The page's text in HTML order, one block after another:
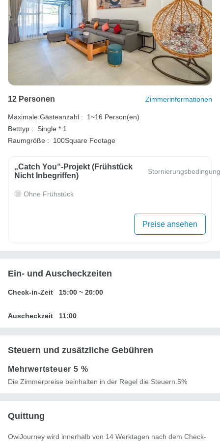
12 Personen Zimmerinformationen
Maximale Gästeanzahl :
1~16 Person(en)
Betttyp :
Single * 1
Raumgröße :
100Square Footage
„Catch You“-Projekt (Frühstück
Nicht Inbegriffen)
Ohne Frühstück
Preise ansehen
Ein- und Auscheckzeiten
Check-in-Zeit 15:00 ~ 20:00
Auscheckzeit 11:00
Steuern und zusätzliche Gebühren
Mehrwertsteuer5 %
Die Zimmerpreise beinhalten in der Regel die Steuern.5%
Quittung
OwlJourney wird innerhalb von 14 Werktagen nach dem Check-